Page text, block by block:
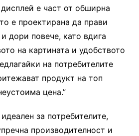
е част от обширна
е проектирана да прави
дори повече, като вдига
на картината и удобството
на потребителите
продукт на топ
цена.”
за потребителите,
производителност и